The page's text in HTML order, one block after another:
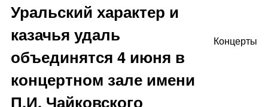
Уральский характер и
казачья удаль
объединятся 4 июня в
концертном зале имени
П.И. Чайковского
Концерты